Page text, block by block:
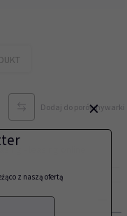
Dodaj do porównywarki
×
z naszą ofertą